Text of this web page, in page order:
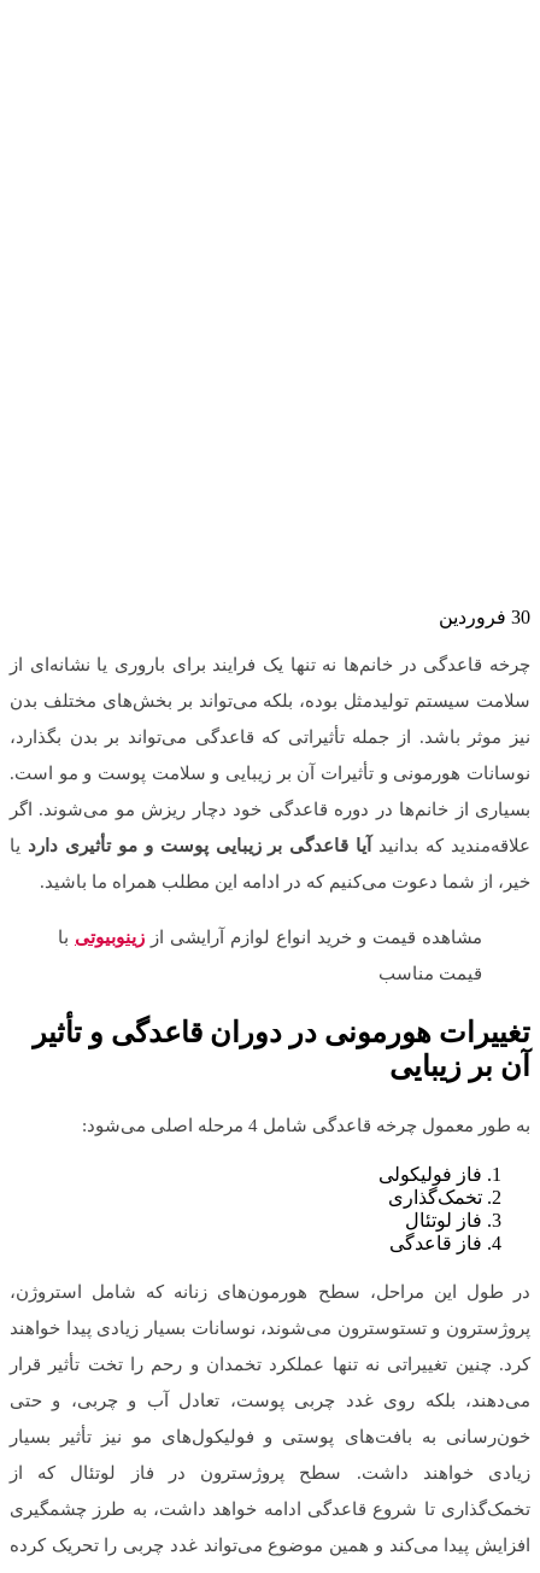
30 فروردین
چرخه قاعدگی در خانم‌ها نه تنها یک فرایند برای باروری یا نشانه‌ای از
سلامت سیستم تولیدمثل بوده، بلکه می‌تواند بر بخش‌های مختلف بدن
نیز موثر باشد. از جمله تأثیراتی که قاعدگی می‌تواند بر بدن بگذارد،
نوسانات هورمونی و تأثیرات آن بر زیبایی و سلامت پوست و مو است.
بسیاری از خانم‌ها در دوره قاعدگی خود دچار ریزش مو می‌شوند. اگر
علاقه‌مندید که بدانید
آیا قاعدگی بر زیبایی پوست و مو تأثیری دارد یا
خیر، از شما دعوت می‌کنیم که در ادامه این مطلب همراه ما باشید.
مشاهده قیمت و خرید انواع لوازم آرایشی از زینوبیوتی با
قیمت مناسب
تغییرات هورمونی در دوران قاعدگی و تأثیر
آن بر زیبایی
به طور معمول چرخه قاعدگی شامل 4 مرحله اصلی می‌شود:
فاز فولیکولی
تخمک‌گذاری
فاز لوتئال
فاز قاعدگی
در طول این مراحل، سطح هورمون‌های زنانه که شامل استروژن،
پروژسترون و تستوسترون می‌شوند، نوسانات بسیار زیادی پیدا خواهند
کرد. چنین تغییراتی نه تنها عملکرد تخمدان و رحم را تخت تأثیر قرار
می‌دهند، بلکه روی غدد چربی پوست، تعادل آب و چربی، و حتی
خون‌رسانی به بافت‌های پوستی و فولیکول‌های مو نیز تأثیر بسیار
زیادی خواهند داشت. سطح پروژسترون در فاز لوتئال که از
تخمک‌گذاری تا شروع قاعدگی ادامه خواهد داشت، به طرز چشمگیری
افزایش پیدا می‌کند و همین موضوع می‌تواند غدد چربی را تحریک کرده